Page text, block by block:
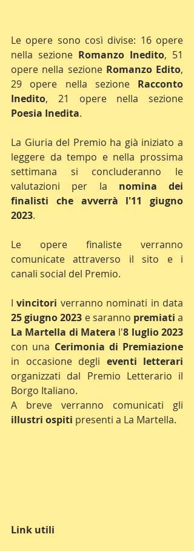
Le opere sono così divise: 16 opere
nella sezione Romanzo Inedito, 51
opere nella sezione Romanzo Edito,
29 opere nella sezione Racconto
Inedito
Poesia Inedita.
La Giuria del Premio ha già iniziato a
leggere da tempo e nella prossima
settimana si concluderanno le
valutazioni per la nomina dei
finalisti che avverrà l'11 giugno
2023.
Le opere finaliste verranno
comunicate attraverso il sito e i
canali social del Premio.
I vincitori
25 giugno 2023 e saranno premiati
La Martella di Matera l'8 luglio 2023
con una Cerimonia di Premiazione
in occasione degli eventi letterari
organizzati dal Premio Letterario il
Borgo Italiano.
illustri ospiti presenti a La Martella.
Link utili